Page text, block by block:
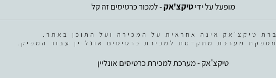
מופעל על ידיטיקצ'אק- למכור כרטיסים זה קל
טיקצ'אק אינה אחראית על המכירה ועל התוכן באתר.
מערכת מתקדמת למכירת כרטיסים אונליין עבור המפיק.
טיקצ'אק - מערכת למכירת כרטיסים אונליין